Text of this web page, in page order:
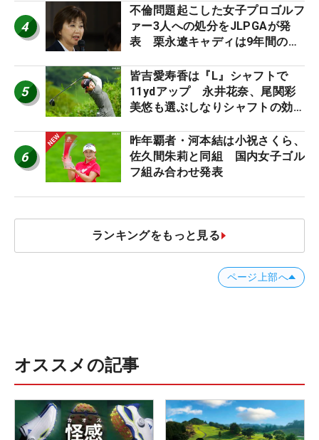
ロたちの“飛ばしギア”】
4
不倫問題起こした女子プロゴルフ
ァー3人への処分をJLPGAが発
表 栗永遼キャディは9年間の立
5
皆吉愛寿香は『L』シャフトで
11ydアップ 永井花奈、尾関彩
美悠も選ぶしなりシャフトの効果
ア”】
6
昨年覇者・河本結は小祝さくら、
佐久間朱莉と同組 国内女子ゴル
フ組み合わせ発表
ランキングをもっと見る
ページ上部へ
オススメの記事